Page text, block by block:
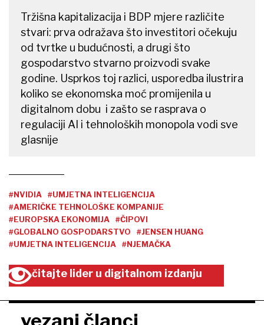
Tržišna kapitalizacija i BDP mjere različite
stvari: prva odražava što investitori očekuju
od tvrtke u budućnosti, a drugi što
gospodarstvo stvarno proizvodi svake
godine. Usprkos toj razlici, usporedba ilustrira
koliko se ekonomska moć promijenila u
digitalnom dobu i zašto se rasprava o
regulaciji AI i tehnoloških monopola vodi sve
glasnije
#NVIDIA
#UMJETNA INTELIGENCIJA
#AMERIČKE TEHNOLOŠKE KOMPANIJE
#EUROPSKA EKONOMIJA
#ČIPOVI
#GLOBALNO GOSPODARSTVO
#JENSEN HUANG
#UMJETNA INTELIGENCIJA
#NJEMAČKA
čitajte lider u digitalnom izdanju